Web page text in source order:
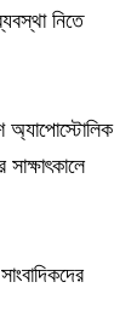
নিতে
অ্যাপোস্টোলিক